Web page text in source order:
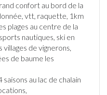
confort au bord de la
, vtt, raquette, 1km
plages au centre de la
sports nautiques, ski en
villages de vignerons,
de baume les
au lac de chalain